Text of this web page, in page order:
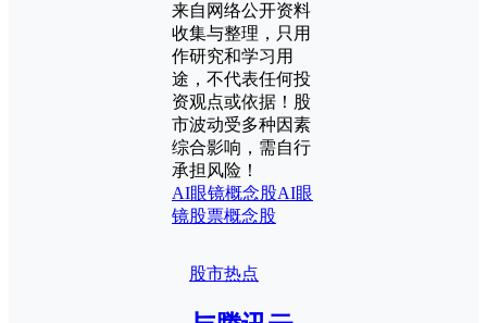
来自网络公开资料
收集与整理，只用
作研究和学习用
途，不代表任何投
资观点或依据！股
市波动受多种因素
综合影响，需自行
承担风险！
AI眼镜概念股AI眼
镜股票概念股
股市热点